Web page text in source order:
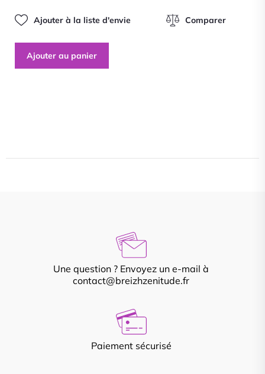
Ajouter à la liste d'envie Comparer
Ajouter au panier
Une question ? Envoyez un e-mail à
contact@breizhzenitude.fr
Paiement sécurisé